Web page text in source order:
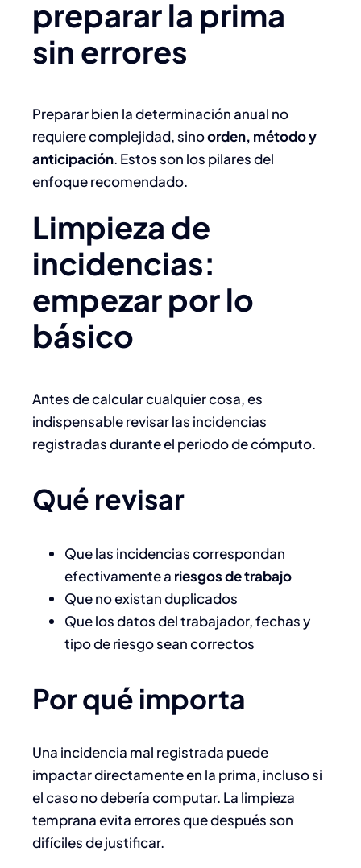
preparar la prima
sin errores
Preparar bien la determinación anual no
requiere complejidad, sinoorden, método y
anticipación. Estos son los pilares del
enfoque recomendado.
Limpieza de
incidencias:
empezar por lo
básico
Antes de calcular cualquier cosa, es
indispensable revisar las incidencias
registradas durante el periodo de cómputo.
Qué revisar
Que las incidencias correspondan
efectivamente a riesgos de trabajo
Que no existan duplicados
Que los datos del trabajador, fechas y
tipo de riesgo sean correctos
Por qué importa
Una incidencia mal registrada puede
impactar directamente en la prima, incluso si
el caso no debería computar. La limpieza
temprana evita errores que después son
difíciles de justificar.